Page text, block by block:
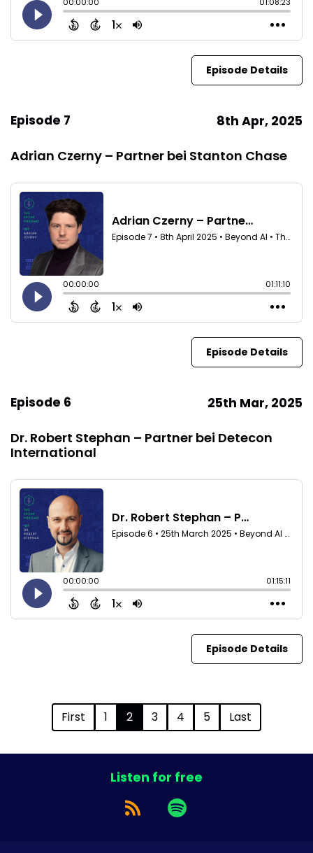
Episode Details
Episode 7 8th Apr, 2025
Adrian Czerny – Partner bei Stanton Chase
Episode Details
Episode 6 25th Mar, 2025
Dr. Robert Stephan – Partner bei Detecon
International
Episode Details
First 1 2 3 4 5 Last
Listen for free